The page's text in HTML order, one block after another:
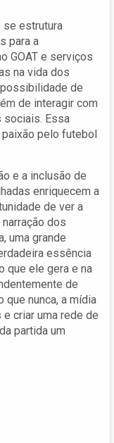
se estrutura
para a
GOAT e serviços
na vida dos
de
de interagir com
sociais. Essa
paixão pelo futebol
e a inclusão de
enriquecem a
de ver a
dos
uma grande
essência
que ele gera e na
de
nunca, a mídia
criar uma rede de
partida um